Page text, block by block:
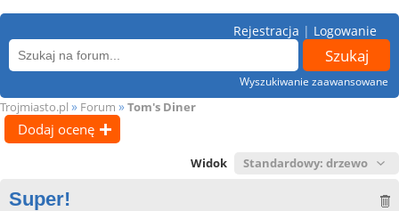
Wyszukiwanie zaawansowane
Rejestracja | Logowanie
Trojmiasto.pl » Forum » Tom's Diner
Dodaj ocenę
Widok
Super!